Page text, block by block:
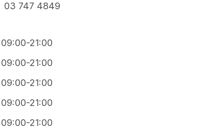
03 747 4849
09:00-21:00
09:00-21:00
09:00-21:00
09:00-21:00
09:00-21:00